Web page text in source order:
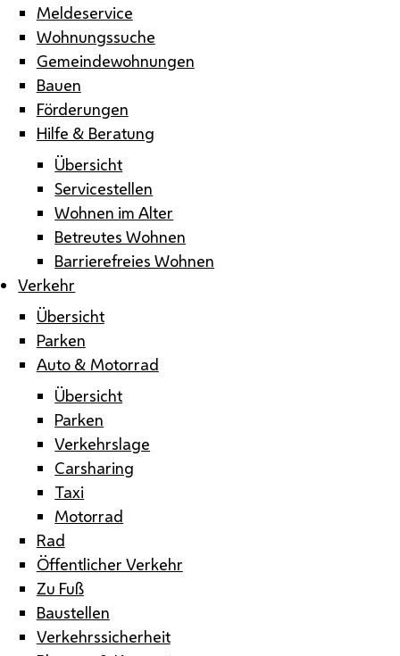
Meldeservice
Wohnungssuche
Gemeindewohnungen
Bauen
Förderungen
Hilfe & Beratung
Übersicht
Servicestellen
Wohnen im Alter
Betreutes Wohnen
Barrierefreies Wohnen
Verkehr
Übersicht
Parken
Auto & Motorrad
Übersicht
Parken
Verkehrslage
Carsharing
Taxi
Motorrad
Rad
Öffentlicher Verkehr
Zu Fuß
Baustellen
Verkehrssicherheit